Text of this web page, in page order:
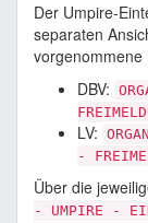
Der Umpire-
separaten
vorgenommene
DBV:
LV:
-
Über die
- UMPIRE -